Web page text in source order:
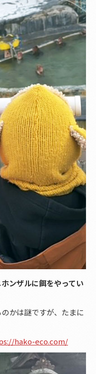
ンザルに餌をやってい
かは謎ですが、たまに
hako-eco.com/